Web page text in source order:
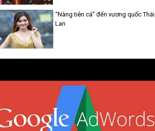
“Nàng tiên cá” đến vương quốc Thái
Lan